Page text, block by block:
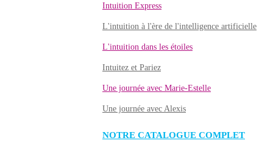
Intuition Express
L'intuition à l'ère de l'intelligence artificielle
L'intuition dans les étoiles
Intuitez et Pariez
Une journée avec Marie-Estelle
Une journée avec Alexis
NOTRE CATALOGUE COMPLET